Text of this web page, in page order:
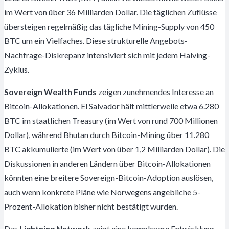
im Wert von über 36 Milliarden Dollar. Die täglichen Zuflüsse
übersteigen regelmäßig das tägliche Mining-Supply von 450
BTC um ein Vielfaches. Diese strukturelle Angebots-
Nachfrage-Diskrepanz intensiviert sich mit jedem Halving-
Zyklus.
Sovereign Wealth Funds zeigen zunehmendes Interesse an
Bitcoin-Allokationen. El Salvador hält mittlerweile etwa 6.280
BTC im staatlichen Treasury (im Wert von rund 700 Millionen
Dollar), während Bhutan durch Bitcoin-Mining über 11.280
BTC akkumulierte (im Wert von über 1,2 Milliarden Dollar). Die
Diskussionen in anderen Ländern über Bitcoin-Allokationen
könnten eine breitere Sovereign-Bitcoin-Adoption auslösen,
auch wenn konkrete Pläne wie Norwegens angebliche 5-
Prozent-Allokation bisher nicht bestätigt wurden.